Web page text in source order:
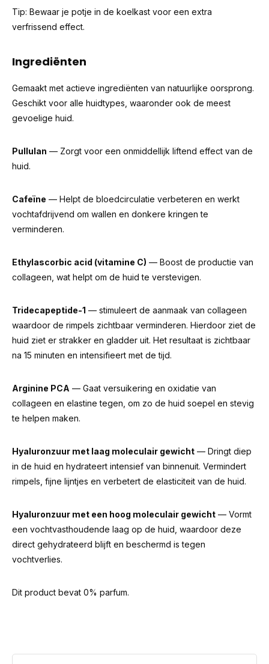
Tip: Bewaar je potje in de koelkast voor een extra
verfrissend effect.
Ingrediënten
Gemaakt met actieve ingrediënten van natuurlijke oorsprong.
Geschikt voor alle huidtypes, waaronder ook de meest
gevoelige huid.
Pullulan — Zorgt voor een onmiddellijk liftend effect van de
huid.
Cafeïne — Helpt de bloedcirculatie verbeteren en werkt
vochtafdrijvend om wallen en donkere kringen te
verminderen.
Ethylascorbic acid (vitamine C) — Boost de productie van
collageen, wat helpt om de huid te verstevigen.
Tridecapeptide-1 — stimuleert de aanmaak van collageen
waardoor de rimpels zichtbaar verminderen. Hierdoor ziet de
huid ziet er strakker en gladder uit. Het resultaat is zichtbaar
na 15 minuten en intensifieert met de tijd.
Arginine PCA — Gaat versuikering en oxidatie van
collageen en elastine tegen, om zo de huid soepel en stevig
te helpen maken.
Hyaluronzuur met laag moleculair gewicht — Dringt diep
in de huid en hydrateert intensief van binnenuit. Vermindert
rimpels, fijne lijntjes en verbetert de elasticiteit van de huid.
Hyaluronzuur met een hoog moleculair gewicht — Vormt
een vochtvasthoudende laag op de huid, waardoor deze
direct gehydrateerd blijft en beschermd is tegen
vochtverlies.
Dit product bevat 0% parfum.